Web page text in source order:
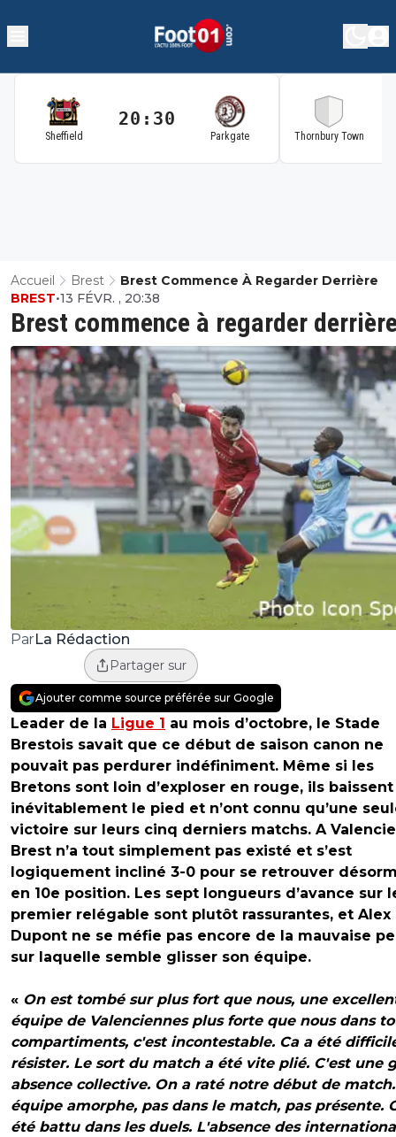
Sheffield
20:30
Parkgate Thornbury Town
Accueil Brest Brest Commence À Regarder Derrière
Brest commence à regarder
BREST•13 FÉVR. , 20:38
ParLa Rédaction
Partager sur
Ajouter comme source préférée sur Google
Leader de la Ligue 1 au mois d’octobre, le Stade
Brestois savait que ce début de saison canon ne
pouvait pas perdurer indéfiniment. Même si les
Bretons sont loin d’exploser en rouge, ils baissent
inévitablement le pied et n’ont connu qu’une
victoire sur leurs cinq derniers matchs. A
Brest n’a tout simplement pas existé et s’est
logiquement incliné 3-0 pour se retrouver
en 10e position. Les sept longueurs d’avance sur
premier relégable sont plutôt rassurantes, et Alex
Dupont ne se méfie pas encore de la mauvaise
sur laquelle semble glisser son équipe.
« On est tombé sur plus fort que nous, une
équipe de Valenciennes plus forte que nous dans
compartiments, c'est incontestable. Ca a été
résister. Le sort du match a été vite plié. C'est une
absence collective. On a raté notre début de
équipe amorphe, pas dans le match, pas présente.
été battu dans les duels. L'absence des